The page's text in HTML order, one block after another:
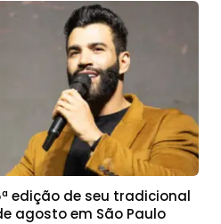
edição de seu tradicional
agosto em São Paulo